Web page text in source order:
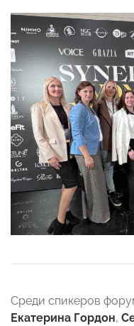
Среди спикеров
Екатерина Гордон,